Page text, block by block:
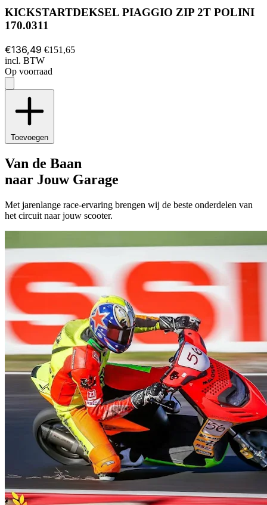
KICKSTARTDEKSEL PIAGGIO ZIP 2T POLINI
170.0311
€136,49 €151,65
incl. BTW
Op voorraad
Toevoegen
Van de Baan
naar Jouw Garage
Met jarenlange race-ervaring brengen wij de beste onderdelen van
het circuit naar jouw scooter.